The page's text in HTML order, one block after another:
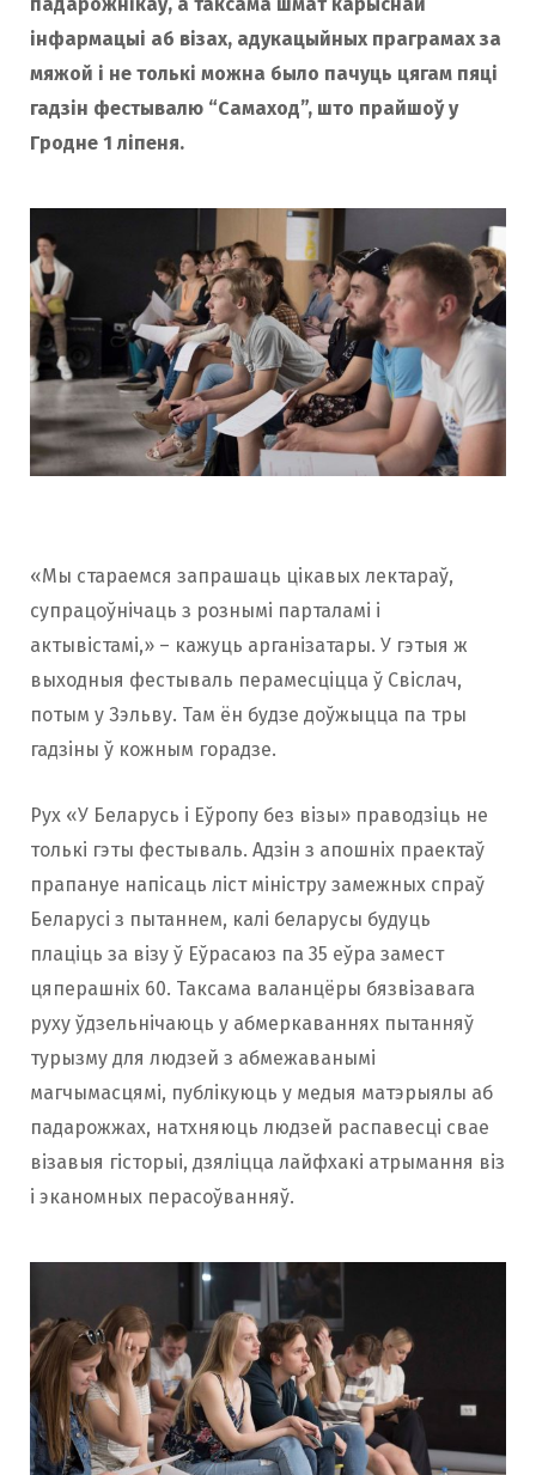
інфармацыі аб візах, адукацыйных праграмах за
мяжой і не толькі можна было пачуць цягам пяці
гадзін фестывалю “Самаход”, што прайшоў у
Гродне 1 ліпеня.
«Мы стараемся запрашаць цікавых лектараў,
супрацоўнічаць з рознымі парталамі і
актывістамі,» – кажуць арганізатары. У гэтыя ж
выходныя фестываль перамесціцца ў Свіслач,
потым у Зэльву. Там ён будзе доўжыцца па тры
гадзіны ў кожным горадзе.
Рух «У Беларусь і Еўропу без візы» праводзіць не
толькі гэты фестываль. Адзін з апошніх праектаў
прапануе напісаць ліст міністру замежных спраў
Беларусі з пытаннем, калі беларусы будуць
плаціць за візу ў Еўрасаюз па 35 еўра замест
цяперашніх 60. Таксама валанцёры бязвізавага
руху ўдзельнічаюць у абмеркаваннях пытанняў
турызму для людзей з абмежаванымі
магчымасцямі, публікуюць у медыя матэрыялы аб
падарожжах, натхняюць людзей распавесці свае
візавыя гісторыі, дзяліцца лайфхакі атрымання віз
і эканомных перасоўванняў.